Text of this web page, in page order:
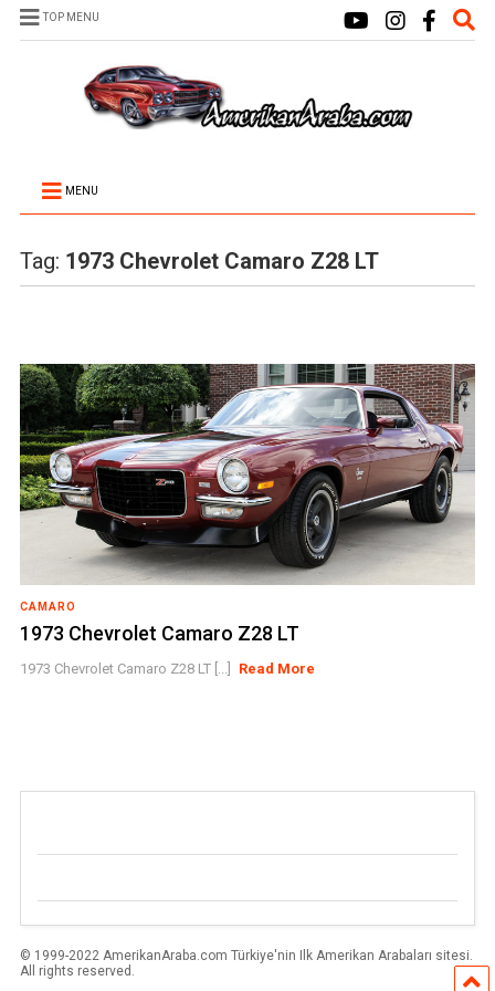
TOP MENU
MENU
Tag: 1973 Chevrolet Camaro Z28 LT
CAMARO
1973 Chevrolet Camaro Z28 LT
1973 Chevrolet Camaro Z28 LT [...] Read More
© 1999-2022 AmerikanAraba.com Türkiye'nin Ilk Amerikan Arabaları sitesi.
All rights reserved.